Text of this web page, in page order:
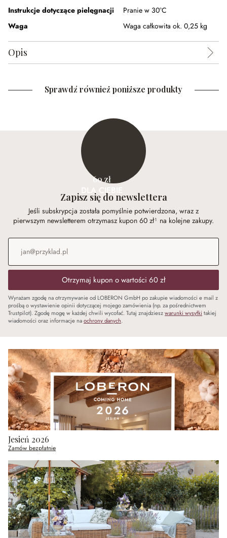
Instrukcje dotyczące pielęgnacji
Pranie w 30°C
Waga
Waga całkowita ok. 0,25 kg
Opis
Sprawdź również poniższe produkty
60 zł
DLA CIEBIE
Zapisz się do newslettera
Jeśli subskrypcja została pomyślnie potwierdzona, wraz z
pierwszym newsletterem otrzymasz kupon 60 zł¹ na kolejne zakupy.
Adres e-mail
Otrzymaj kupon o wartości 60 zł
Wyrażam zgodę na otrzymywanie od LOBERON GmbH po zakupie wiadomości e mail z
prośbą o wystawienie opinii dotyczącej mojego zamówienia (np. za pośrednictwem
Trustpilot). Zgodę mogę w każdej chwili wycofać. Tutaj znajdzieszwarunki wysyłki takiej
wiadomości oraz informacje naochrony danych.
Jesień 2026
Zamów bezpłatnie